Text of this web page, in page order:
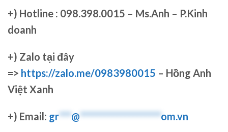
+) Hotline : 098.398.0015 – Ms.Anh – P.Kinh
doanh
+) Zalo tại đây
=> https://zalo.me/0983980015 – Hồng Anh
Việt Xanh
+) Email: gr***@********************om.vn